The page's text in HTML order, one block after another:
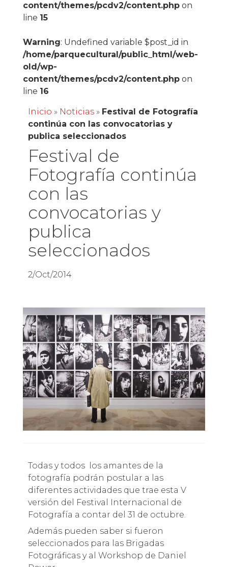
content/themes/pcdv2/content.phpon
line 15
Warning: Undefined variable $post_id in
/home/parquecultural/public_html/web-
old/wp-
content/themes/pcdv2/content.phpon
line 16
Inicio » Noticias» Festival de Fotografía
continúa con las convocatorias y
publica seleccionados
Festival de
Fotografía continúa
con las
convocatorias y
publica
seleccionados
2/Oct/2014
Todas y todos los amantes de la
fotografía podrán postular a las
diferentes actividades que trae esta V
versión del Festival Internacional de
Fotografía a contar del 31 de octubre.
Además pueden saber si fueron
seleccionados para las Brigadas
Fotográficas y al Workshop de Daniel